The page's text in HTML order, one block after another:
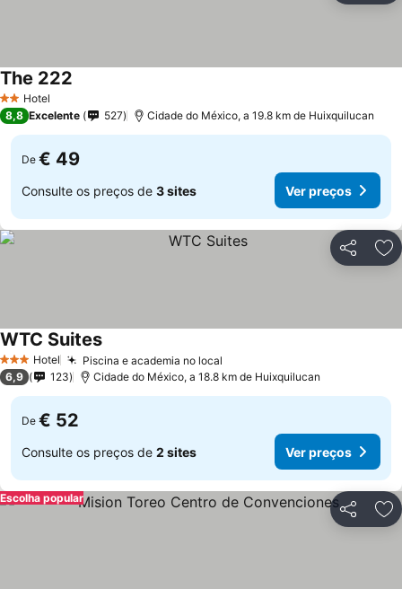
2 Estrelas
Hotel
The 222
8,8 Excelente 527 Cidade do México, a 19.8 km de Huixquilucan
De € 49
Consulte os preços de 3 sites Ver preços
Partilhar
3 EstrelasHotel Piscina e academia no local
WTC SuitesVer preços
6,9 123 Cidade do México, a 18.8 km de Huixquilucan
De € 52
Consulte os preços de 2 sites Ver preços
Partilhar
Escolha popular